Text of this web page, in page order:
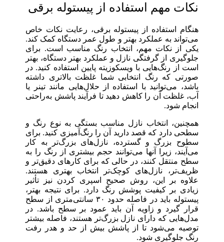
نکات مهم استفاده از پیستوله برقی
هنگام استفاده از پیستوله برقی، رعایت نکات خاص
می‌تواند به عملکرد بهتر و طول عمر دستگاه کمک کند.
یکی از نکات مهم، انتخاب رنگ مناسب است. برای
جلوگیری از گرفتگی نازل و عملکرد بهتر دستگاه، بهتر
است از رنگ‌هایی با ویسکوزیته پایین استفاده کنید. در
صورتی که رنگ انتخابی شما غلظت بالاتری داشته
باشد، می‌توانید با استفاده از حلال‌هایی مانند تینر یا
آب، غلظت آن را کاهش دهید تا فرآیند پاشش به‌راحتی
انجام شود.
همچنین، انتخاب نازل مناسب بستگی به نوع رنگ و
سطحی دارد که قصد دارید آن را رنگ‌آمیزی کنید. برای
سطوح بزرگ و گسترده، نازل‌های بزرگ‌تر به کار
می‌آیند، زیرا آنها می‌توانند حجم بیشتری از رنگ را به
سطح منتقل کنند، در حالی که برای کارهای دقیق‌تر و
ظریف‌تر، نازل‌های کوچک‌تر انتخاب بهتری هستند.
علاوه بر این، روش صحیح اسپری کردن نیز تأثیر
زیادی بر کیفیت پوشش رنگ دارد. برای نتیجه بهتر،
پیستوله باید در فاصله حدود ۳۰ سانتی‌متری از سطح
قرار گیرد و زاویه آن باید عمود بر سطح باشد. در
مدل‌هایی که دارای نازل بزرگ‌تر هستند، فاصله بیشتر
توصیه می‌شود تا از پاشش بیش از حد و هدر رفت
رنگ جلوگیری شود.